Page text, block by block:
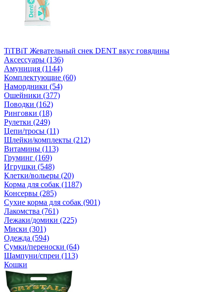
TiTBiT Жевательный снек DENT вкус говядины
Аксессуары (136)
Амуниция (1144)
Комплектующие (60)
Намордники (54)
Ошейники (377)
Поводки (162)
Ринговки (18)
Рулетки (249)
Цепи/тросы (11)
Шлейки/комплекты (212)
Витамины (113)
Груминг (169)
Игрушки (548)
Клетки/вольеры (20)
Корма для собак (1187)
Консервы (285)
Сухие корма для собак (901)
Лакомства (761)
Лежаки/домики (225)
Миски (301)
Одежда (594)
Сумки/переноски (64)
Шампуни/спреи (113)
Кошки